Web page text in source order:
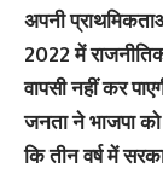
अपनी
2022 में
वापसी नहीं कर
जनता ने भाजपा को
कि तीन वर्ष में